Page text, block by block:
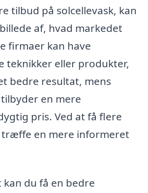
tilbud på solcellevask, kan
af, hvad markedet
firmaer kan have
teknikker eller produkter,
bedre resultat, mens
en mere
pris. Ved at få flere
en mere informeret
kan du få en bedre